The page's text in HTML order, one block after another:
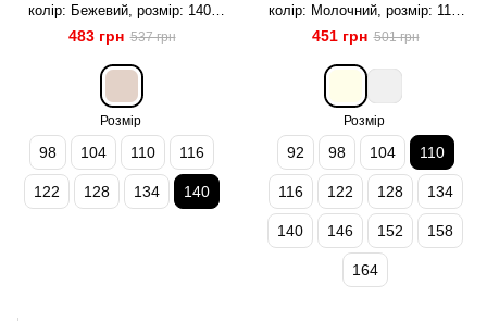
колір: Бежевий, розмір: 140,
арт. 732-310
483 грн 537 грн
Розмір
98 104 110 116
122 128 134 140
колір: Молочний, розмір: 110,
арт. 337-417
451 грн 501 грн
Розмір
92 98 104 110
116 122 128 134
140 146 152 158
164